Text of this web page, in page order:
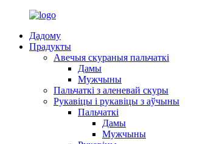
Дадому
Прадукты
Авечыя скураныя пальчаткі
Дамы
Мужчыны
Пальчаткі з аленевай скуры
Рукавіцы і рукавіцы з аўчыны
Пальчаткі
Дамы
Мужчыны